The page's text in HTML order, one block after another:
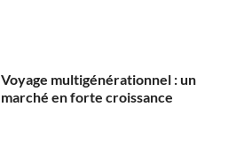
Voyage multigénérationnel : un
marché en forte croissance